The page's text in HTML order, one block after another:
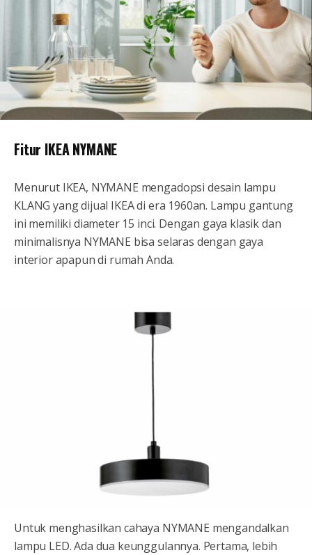
Fitur IKEA NYMANE
Menurut IKEA, NYMANE mengadopsi desain lampu
KLANG yang dijual IKEA di era 1960an. Lampu gantung
ini memiliki diameter 15 inci. Dengan gaya klasik dan
minimalisnya NYMANE bisa selaras dengan gaya
interior apapun di rumah Anda.
Untuk menghasilkan cahaya NYMANE mengandalkan
lampu LED. Ada dua keunggulannya. Pertama, lebih